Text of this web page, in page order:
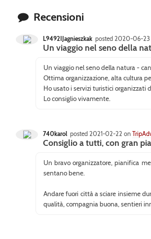
Recensioni
L9492IJagnieszkak posted 2020-06-23
Un viaggio nel seno della
Un viaggio nel seno della natura -
Ottima organizzazione, alta cultura
Ho usato i servizi turistici organizzati
Lo consiglio vivamente.
740karol posted 2021-02-22 on
Consiglio a tutti, con gran
Un bravo organizzatore, pianifica
sentano bene.
Andare fuori città a sciare insieme
qualità, compagnia buona, sentieri